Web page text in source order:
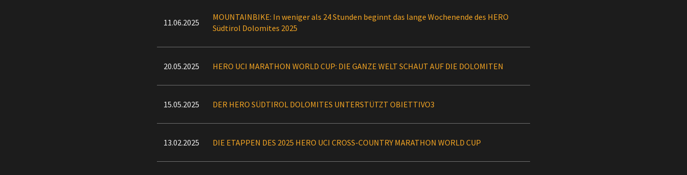
11.06.2025
MOUNTAINBIKE: In weniger als 24 Stunden beginnt das lange Wochenende des HERO
Südtirol Dolomites 2025
20.05.2025 HERO UCI MARATHON WORLD CUP: DIE GANZE WELT SCHAUT AUF DIE DOLOMITEN
15.05.2025 DER HERO SÜDTIROL DOLOMITES UNTERSTÜTZT OBIETTIVO3
13.02.2025 DIE ETAPPEN DES 2025 HERO UCI CROSS-COUNTRY MARATHON WORLD CUP